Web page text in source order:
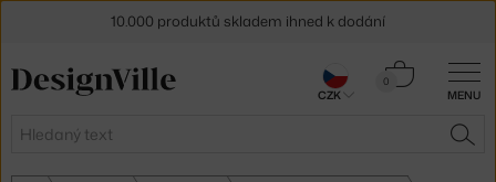
MENU
Hledat
0
Košík
10.000 produktů skladem ihned k dodání
30 dní na vrácení zbožíCZK